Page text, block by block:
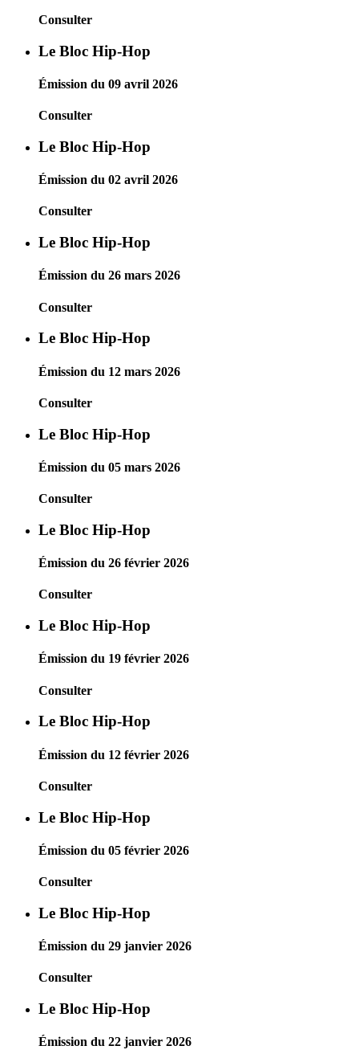
Consulter
Le Bloc Hip-Hop
Émission du 09 avril 2026
Consulter
Le Bloc Hip-Hop
Émission du 02 avril 2026
Consulter
Le Bloc Hip-Hop
Émission du 26 mars 2026
Consulter
Le Bloc Hip-Hop
Émission du 12 mars 2026
Consulter
Le Bloc Hip-Hop
Émission du 05 mars 2026
Consulter
Le Bloc Hip-Hop
Émission du 26 février 2026
Consulter
Le Bloc Hip-Hop
Émission du 19 février 2026
Consulter
Le Bloc Hip-Hop
Émission du 12 février 2026
Consulter
Le Bloc Hip-Hop
Émission du 05 février 2026
Consulter
Le Bloc Hip-Hop
Émission du 29 janvier 2026
Consulter
Le Bloc Hip-Hop
Émission du 22 janvier 2026